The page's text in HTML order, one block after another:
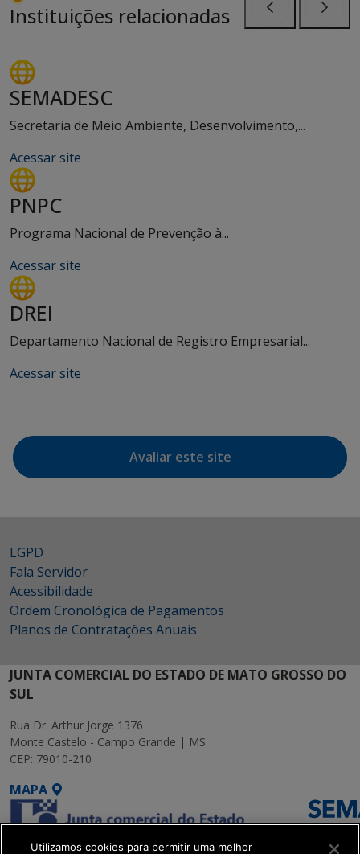
Instituições relacionadas
SEMADESC
Secretaria de Meio Ambiente, Desenvolvimento,...
Acessar site
PNPC
Programa Nacional de Prevenção à...
Acessar site
DREI
Departamento Nacional de Registro Empresarial...
Acessar site
Avaliar este site
LGPD
Fala Servidor
Acessibilidade
Ordem Cronológica de Pagamentos
Planos de Contratações Anuais
JUNTA COMERCIAL DO ESTADO DE MATO GROSSO DO
SUL
Rua Dr. Arthur Jorge 1376
Monte Castelo - Campo Grande | MS
CEP: 79010-210
MAPA
Utilizamos cookies para permitir uma melhor